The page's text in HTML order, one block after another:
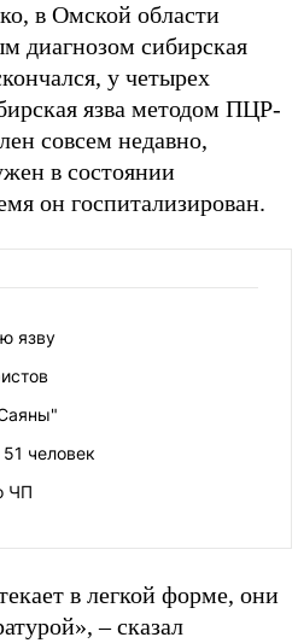
в Омской области
диагнозом сибирская
у четырех
язва методом ПЦР-
совсем недавно,
в состоянии
он госпитализирован.
язву
человек
ЧП
в легкой форме, они
– сказал